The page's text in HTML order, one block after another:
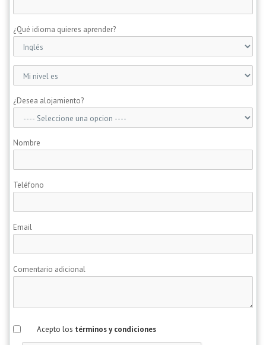
¿Qué idioma quieres aprender?
¿Desea alojamiento?
Nombre
Teléfono
Email
Comentario adicional
Acepto los términos y condiciones